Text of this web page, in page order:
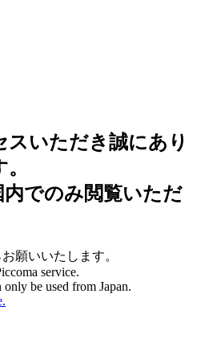
スいただき誠にあり
でのみ閲覧いただ
願いいたします。
service.
be used from Japan.